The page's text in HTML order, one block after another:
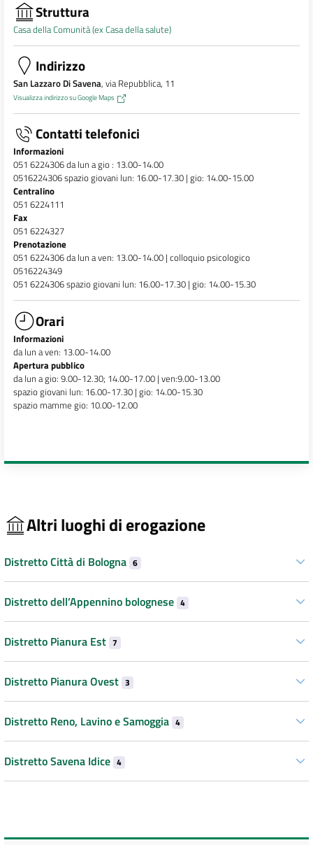
Struttura
Casa della Comunità (ex Casa della salute)
Indirizzo
San Lazzaro Di Savena, via Repubblica, 11
Visualizza indirizzo su Google Maps
Contatti telefonici
Informazioni
051 6224306 da lun a gio : 13.00-14.00
0516224306 spazio giovani lun: 16.00-17.30 | gio: 14.00-15.00
Centralino
051 6224111
Fax
051 6224327
Prenotazione
051 6224306 da lun a ven: 13.00-14.00 | colloquio psicologico
0516224349
051 6224306 spazio giovani lun: 16.00-17.30 | gio: 14.00-15.30
Orari
Informazioni
da lun a ven: 13.00-14.00
Apertura pubblico
da lun a gio: 9.00-12.30; 14.00-17.00 | ven:9.00-13.00
spazio giovani lun: 16.00-17.30 | gio: 14.00-15.30
spazio mamme gio: 10.00-12.00
Altri luoghi di erogazione
Distretto Città di Bologna 6
Distretto dell’Appennino bolognese 4
Distretto Pianura Est 7
Distretto Pianura Ovest 3
Distretto Reno, Lavino e Samoggia 4
Distretto Savena Idice 4